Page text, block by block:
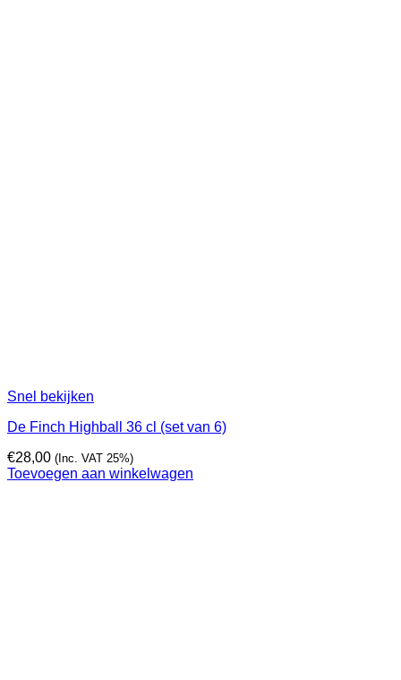
Snel bekijken
De Finch Highball 36 cl (set van 6)
€28,00 (Inc. VAT 25%)
Toevoegen aan winkelwagen